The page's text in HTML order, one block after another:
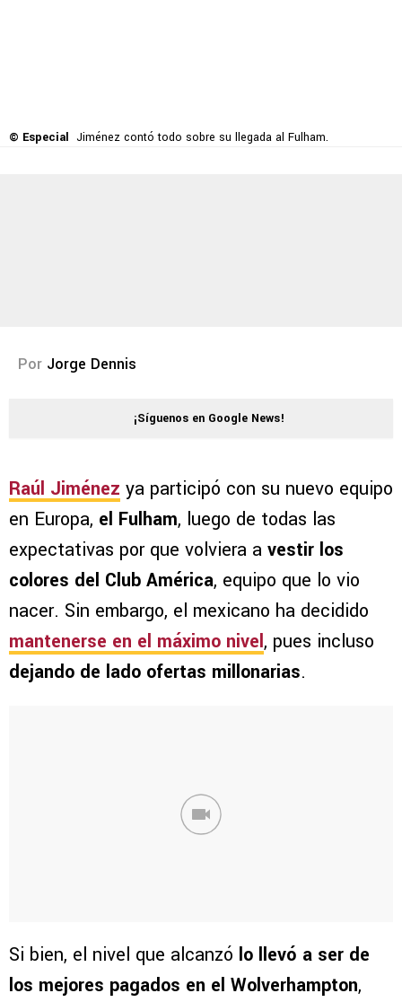
© Especial Jiménez contó todo sobre su llegada al Fulham.
Por Jorge Dennis
¡Síguenos en Google News!
Raúl Jiménez ya participó con su nuevo equipo
en Europa, el Fulham, luego de todas las
expectativas por que volviera a vestir los
colores del Club América, equipo que lo vio
nacer. Sin embargo, el mexicano ha decidido
mantenerse en el máximo nivel, pues incluso
dejando de lado ofertas millonarias.
Si bien, el nivel que alcanzó lo llevó a ser de
los mejores pagados en el Wolverhampton,